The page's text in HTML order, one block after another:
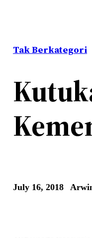
Tak Berkategori
July 16, 2018